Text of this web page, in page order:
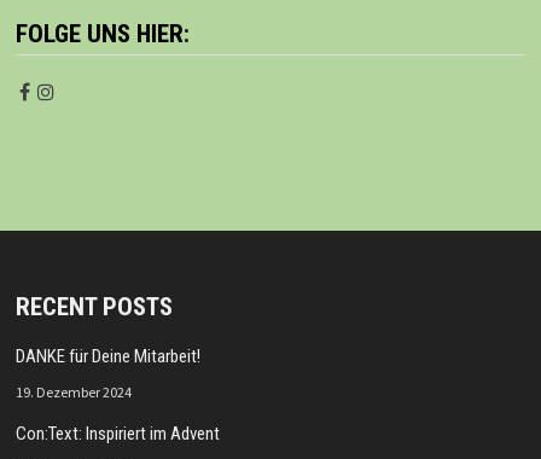
FOLGE UNS HIER:
RECENT POSTS
DANKE für Deine Mitarbeit!
19. Dezember 2024
Con:Text: Inspiriert im Advent